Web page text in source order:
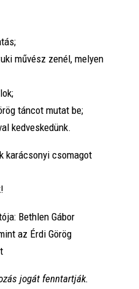
művész zenél, melyen
táncot mutat be;
kedveskedünk.
karácsonyi csomagot
Bethlen Gábor
az Érdi Görög
jogát fenntartják.